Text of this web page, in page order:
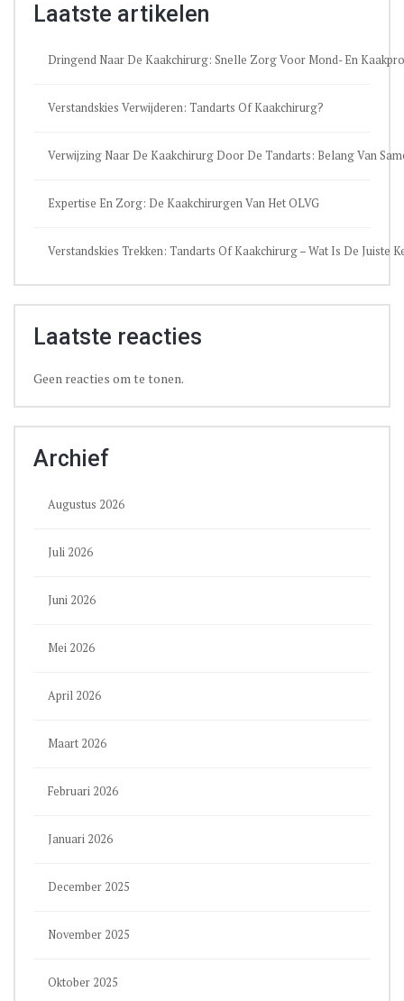
Laatste artikelen
Dringend Naar De Kaakchirurg: Snelle Zorg Voor Mond- En
Verstandskies Verwijderen: Tandarts Of Kaakchirurg?
Verwijzing Naar De Kaakchirurg Door De Tandarts: Belang Van
Expertise En Zorg: De Kaakchirurgen Van Het OLVG
Verstandskies Trekken: Tandarts Of Kaakchirurg – Wat Is De Juiste
Laatste reacties
Geen reacties om te tonen.
Archief
Augustus 2026
Juli 2026
Juni 2026
Mei 2026
April 2026
Maart 2026
Februari 2026
Januari 2026
December 2025
November 2025
Oktober 2025